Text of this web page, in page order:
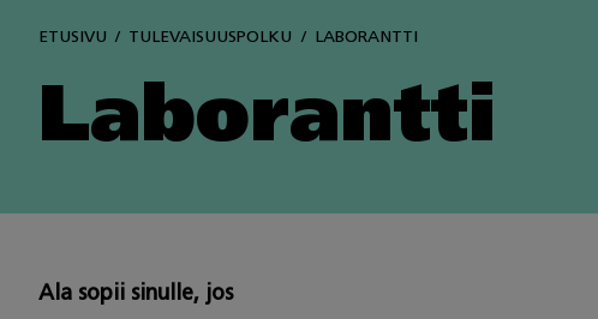
ETUSIVU TULEVAISUUSPOLKU LABORANTTI
Laborantti
Ala sopii sinulle, jos